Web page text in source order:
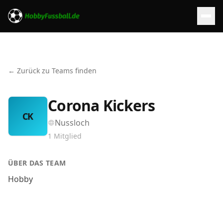
← Zurück zu Teams finden
CK
Corona Kickers
Nussloch
1 Mitglied
ÜBER DAS TEAM
Hobby